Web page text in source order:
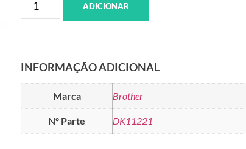
ADICIONAR
INFORMAÇÃO ADICIONAL
Marca Brother
Nº Parte DK11221